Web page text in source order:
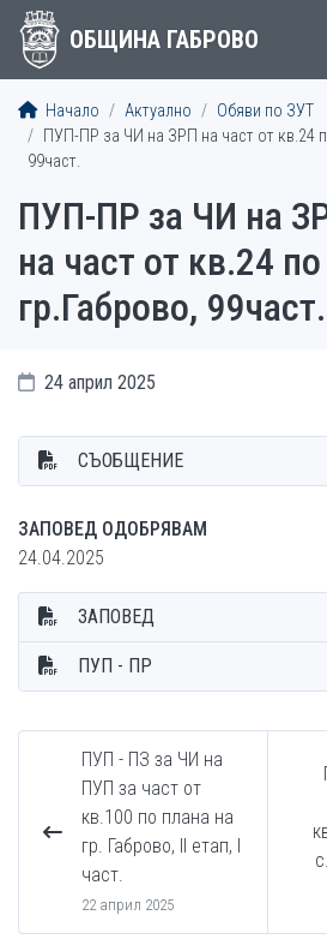
ОБЩИНА ГАБРОВО
Начало Актуално
Обяви по ЗУТ
ПУП-ПР за ЧИ на ЗРП на част от кв.24
99част.
ПУП-ПР за ЧИ на
на част от кв.24
гр.Габрово, 99част.
24 април 2025
СЪОБЩЕНИЕ
ЗАПОВЕД ОДОБРЯВАМ
24.04.2025
ЗАПОВЕД
ПУП - ПР
ПУП - ПЗ за ЧИ на
ПУП за част от
кв.100 по плана на
гр. Габрово, II етап, I
част.
22 април 2025